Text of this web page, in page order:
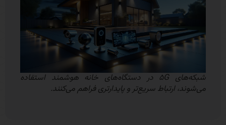
شبکه‌های ۵G در دستگاه‌های خانه هوشمند استفاده
می‌شوند، ارتباط سریع‌تر و پایدارتری فراهم می‌کنند.